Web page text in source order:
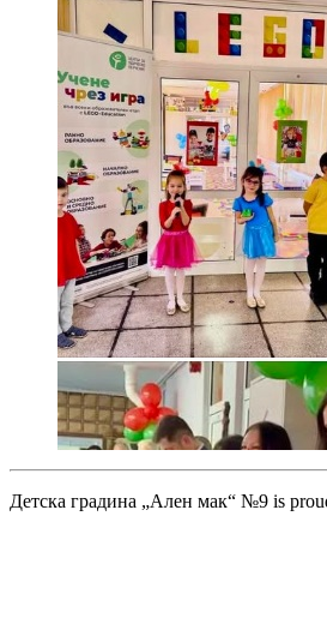
Детска градина „Ален мак“ №9 is